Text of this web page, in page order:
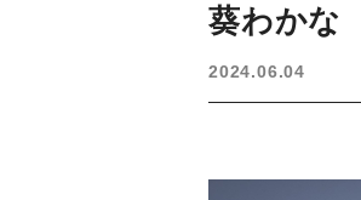
葵わかな
2024.06.04